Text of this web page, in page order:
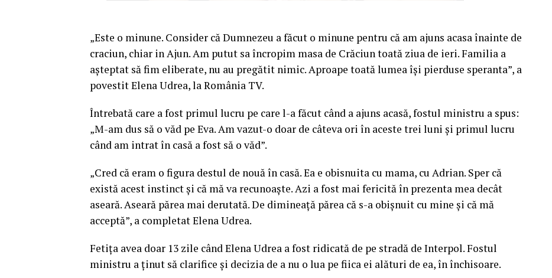
„Este o minune. Consider că Dumnezeu a făcut o minune pentru că am ajuns acasa înainte de
craciun, chiar in Ajun. Am putut sa încropim masa de Crăciun toată ziua de ieri. Familia a
aşteptat să fim eliberate, nu au pregătit nimic. Aproape toată lumea îşi pierduse speranta”, a
povestit Elena Udrea, la România TV.
Întrebată care a fost primul lucru pe care l-a făcut când a ajuns acasă, fostul ministru a spus:
„M-am dus să o văd pe Eva.Am vazut-o doar de câteva ori în aceste trei luni şi primul lucru
când am intrat în casă a fost să o văd”.
„Cred că eram o figura destul de nouă în casă. Ea e obisnuita cu mama, cu Adrian. Sper că
există acest instinct şi că mă va recunoaşte. Azi a fost mai fericită în prezenta mea decât
aseară. Aseară părea mai derutată. De dimineaţă părea că s-a obişnuit cu mine şi că mă
acceptă”, a completat Elena Udrea.
Fetiţa avea doar 13 zile când Elena Udrea a fost ridicată de pe stradă de Interpol. Fostul
ministru a ţinut să clarifice şi decizia de a nu o lua pe fiica ei alături de ea, în închisoare.